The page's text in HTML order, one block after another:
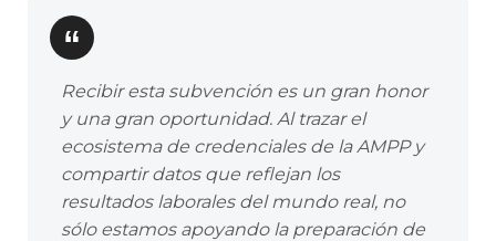
Recibir esta subvención es un gran honor
y una gran oportunidad. Al trazar el
ecosistema de credenciales de la AMPP y
compartir datos que reflejan los
resultados laborales del mundo real, no
sólo estamos apoyando la preparación de